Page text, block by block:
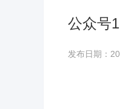
公众号
发布日期：